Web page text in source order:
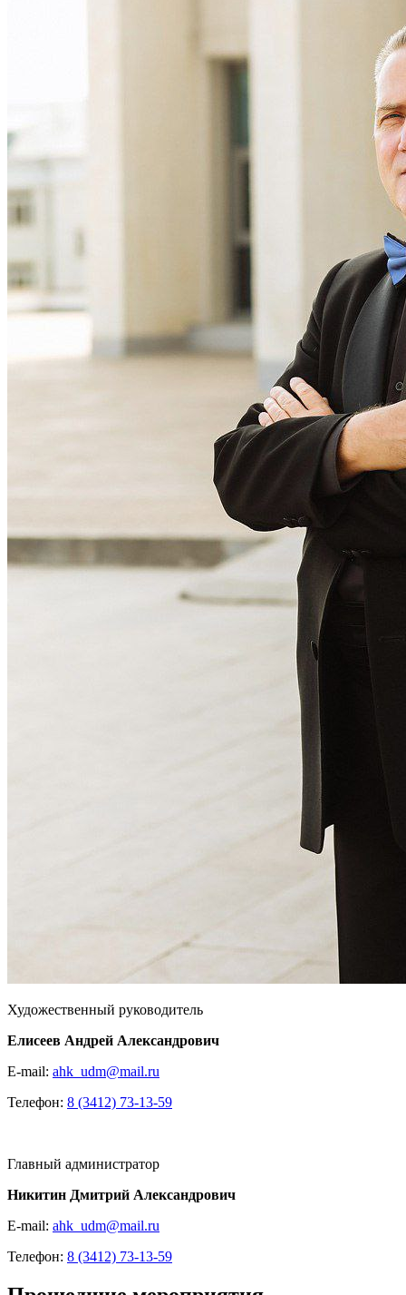
Художественный руководитель
Елисеев Андрей Александрович
E-mail: ahk_udm@mail.ru
Телефон: 8 (3412) 73-13-59
Главный администратор
Никитин Дмитрий Александрович
E-mail: ahk_udm@mail.ru
Телефон: 8 (3412) 73-13-59